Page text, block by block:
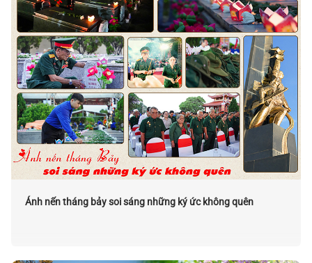
Ánh nến tháng bảy soi sáng những ký ức không quên